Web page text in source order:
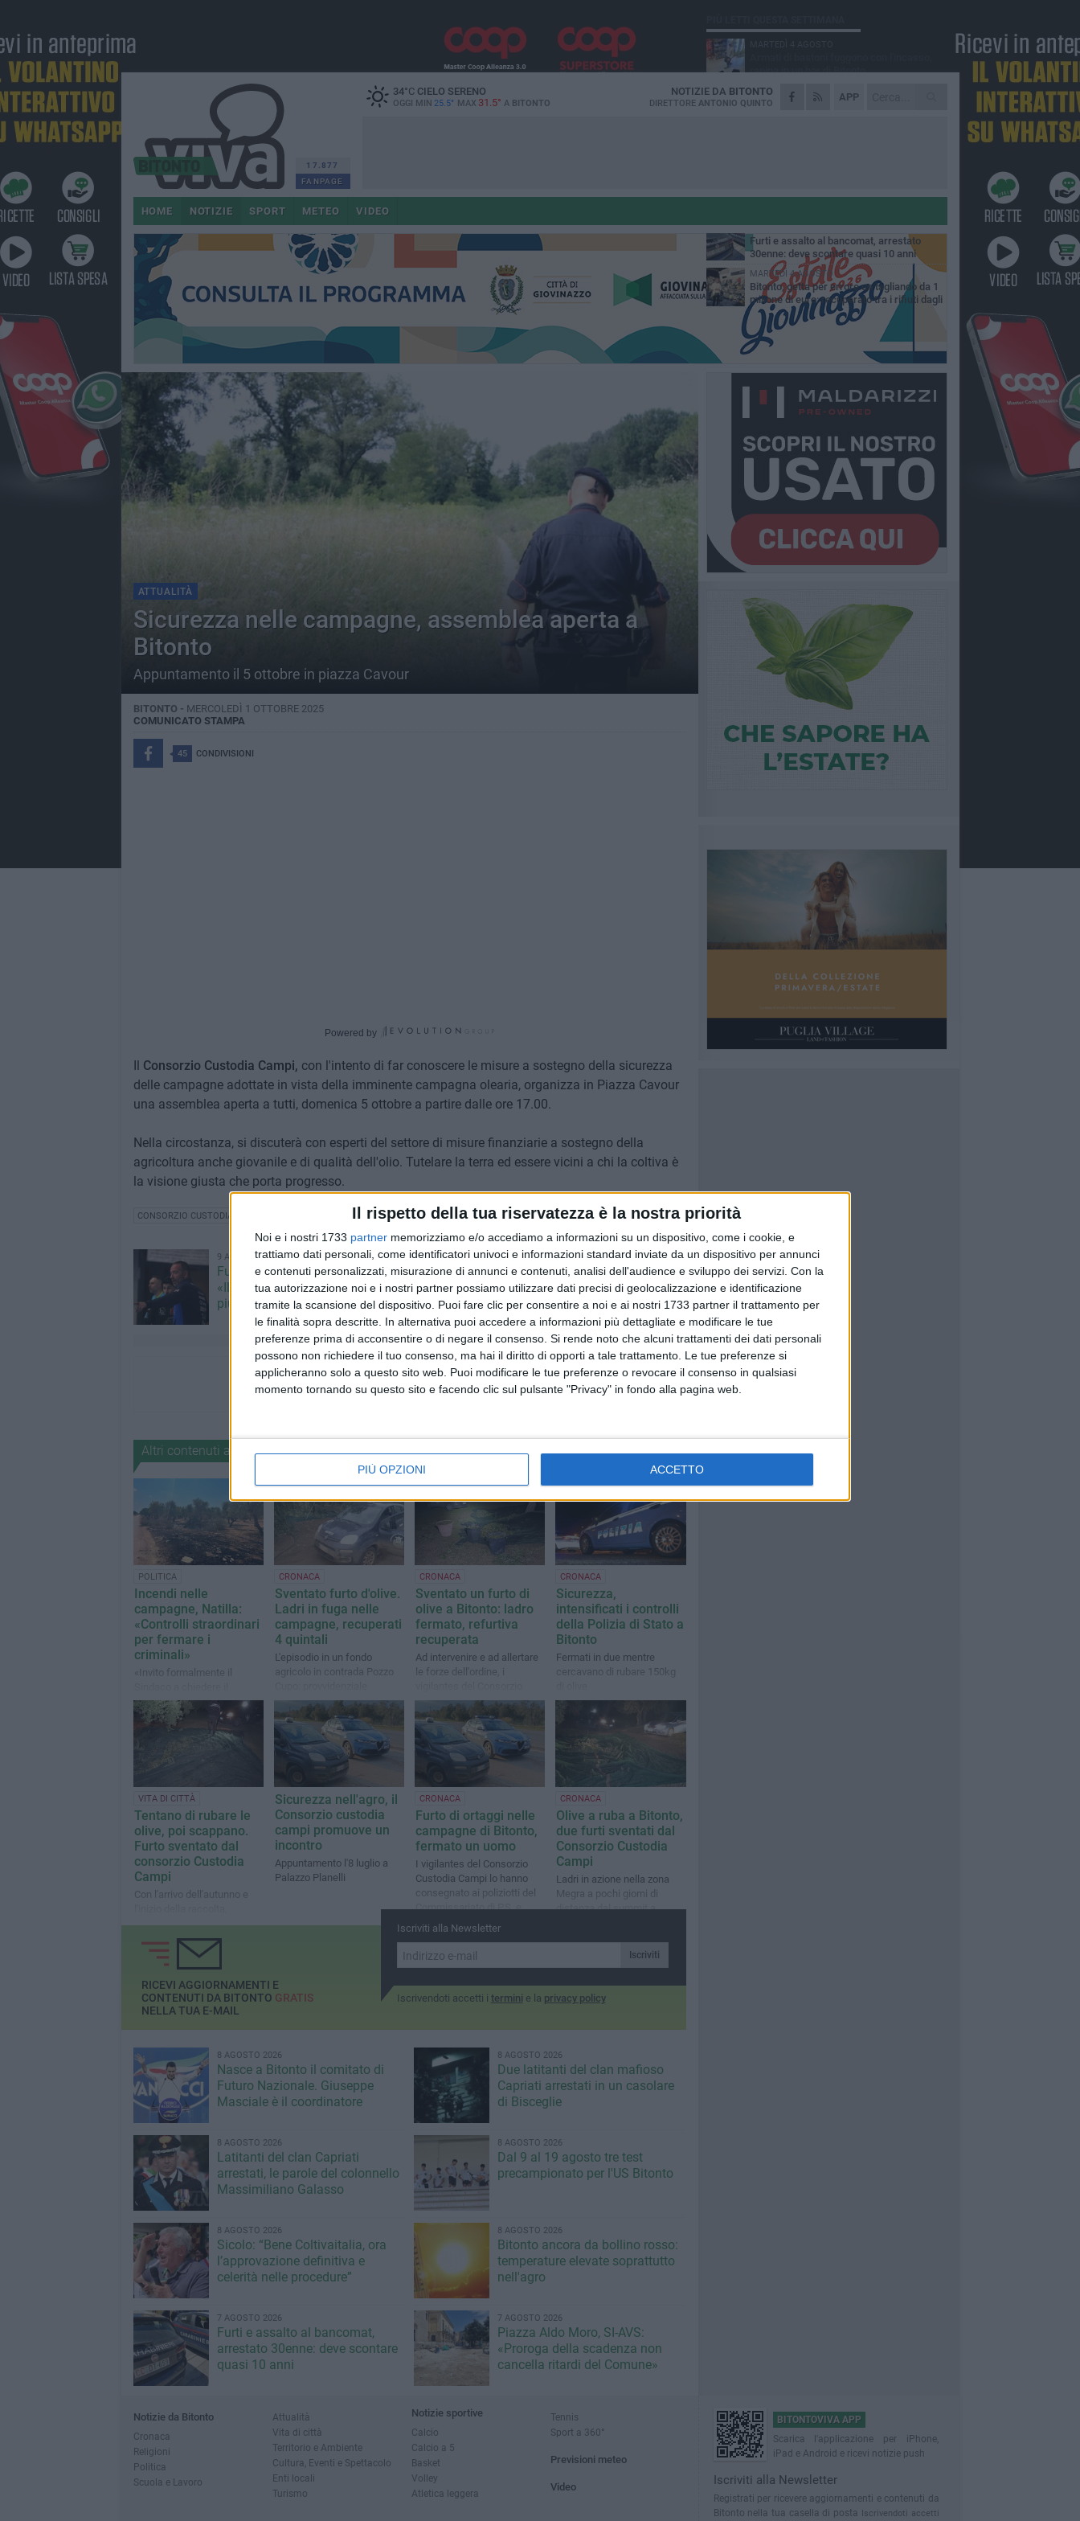
Il rispetto della tua riservatezza è la nostra priorità
Noi e i nostri 1733 partner memorizziamo e/o accediamo a informazioni su un dispositivo, come i cookie, e
trattiamo dati personali, come identificatori univoci e informazioni standard inviate da un dispositivo per annunci
e contenuti personalizzati, misurazione di annunci e contenuti, analisi dell'audience e sviluppo dei servizi. Con la
tua autorizzazione noi e i nostri partner possiamo utilizzare dati precisi di geolocalizzazione e identificazione
tramite la scansione del dispositivo. Puoi fare clic per consentire a noi e ai nostri 1733 partner il trattamento per
le finalità sopra descritte. In alternativa puoi accedere a informazioni più dettagliate e modificare le tue
preferenze prima di acconsentire o di negare il consenso. Si rende noto che alcuni trattamenti dei dati personali
possono non richiedere il tuo consenso, ma hai il diritto di opporti a tale trattamento. Le tue preferenze si
applicheranno solo a questo sito web. Puoi modificare le tue preferenze o revocare il consenso in qualsiasi
momento tornando su questo sito e facendo clic sul pulsante "Privacy" in fondo alla pagina web.
PIÙ OPZIONI ACCETTO
17.877
FANPAGE
34°CCIELO SERENO
OGGI MIN 25.5° MAX 31.5° A BITONTO
APP
NOTIZIE DA BITONTO
DIRETTORE ANTONIO QUINTO
HOME NOTIZIE SPORT METEO VIDEO
ATTUALITÀ
Sicurezza nelle campagne, assemblea aperta a
Bitonto
Appuntamento il 5 ottobre in piazza Cavour
BITONTO - MERCOLEDÌ 1 OTTOBRE 2025
COMUNICATO STAMPA
45 CONDIVISIONI
Powered by
Il Consorzio Custodia Campi, con l'intento di far conoscere le misure a sostegno della sicurezza
delle campagne adottate in vista della imminente campagna olearia, organizza in Piazza Cavour
una assemblea aperta a tutti, domenica 5 ottobre a partire dalle ore 17.00.
Nella circostanza, si discuterà con esperti del settore di misure finanziarie a sostegno della
agricoltura anche giovanile e di qualità dell'olio. Tutelare la terra ed essere vicini a chi la coltiva è
la visione giusta che porta progresso.
CONSORZIO CUSTODIA CAMPI SICUREZZA CAMPAGNE BITONTO
9 AGOSTO 2026
Futsal Bitonto, mister Lodispoto:
«Il nuovo girone C sarà ancora
più equilibrato»
9 AGOSTO 2026
Leggero refrigerio su Bitonto: si
alza il Maestrale
Altri contenuti a tema
POLITICA
Incendi nelle
campagne, Natilla:
«Controlli straordinari
per fermare i
criminali»
«Invito formalmente il
coinvolgimento delle forze
dell'ordine per predisporre
controlli straordinari»
CRONACA
Sventato furto d'olive.
Ladri in fuga nelle
campagne, recuperati
4 quintali
L'episodio in un fondo
agricolo in contrada Pozzo
l'intervento di una pattuglia
del Consorzio Custodia
Campi
CRONACA
Sventato un furto di
olive a Bitonto: ladro
fermato, refurtiva
recuperata
Ad intervenire e ad allertare
le forze dell'ordine, i
Custodia Campi
CRONACA
Sicurezza,
intensificati i controlli
della Polizia di Stato a
Bitonto
Fermati in due mentre
cercavano di rubare 150kg
VITA DI CITTÀ
Tentano di rubare le
olive, poi scappano.
Furto sventato dal
consorzio Custodia
Campi
Con l'arrivo dell'autunno e
tornano anche le incursioni
notturne dei predoni
Sicurezza nell'agro, il
Consorzio custodia
campi promuove un
incontro
Appuntamento l'8 luglio a
Palazzo Planelli
CRONACA
Furto di ortaggi nelle
campagne di Bitonto,
fermato un uomo
I vigilantes del Consorzio
Custodia Campi lo hanno
consegnato ai poliziotti del
Commissariato di P.S. e
recuperato la refurtiva
CRONACA
Olive a ruba a Bitonto,
due furti sventati dal
Consorzio Custodia
Campi
Ladri in azione nella zona
Megra a pochi giorni di
distanza dal summit a
Iscriviti alla Newsletter
Iscriviti
Iscrivendoti accetti i termini e la privacy policy
RICEVI AGGIORNAMENTI E
CONTENUTI DA BITONTO GRATIS
NELLA TUA E-MAIL
8 AGOSTO 2026
Nasce a Bitonto il comitato di
Futuro Nazionale. Giuseppe
Masciale è il coordinatore
8 AGOSTO 2026
Due latitanti del clan mafioso
Capriati arrestati in un casolare
di Bisceglie
8 AGOSTO 2026
Latitanti del clan Capriati
arrestati, le parole del colonnello
Massimiliano Galasso
8 AGOSTO 2026
Dal 9 al 19 agosto tre test
precampionato per l'US Bitonto
8 AGOSTO 2026
Sicolo: “Bene Coltivaitalia, ora
l’approvazione definitiva e
celerità nelle procedure”
8 AGOSTO 2026
Bitonto ancora da bollino rosso:
temperature elevate soprattutto
nell'agro
7 AGOSTO 2026
Furti e assalto al bancomat,
arrestato 30enne: deve scontare
quasi 10 anni
7 AGOSTO 2026
Piazza Aldo Moro, SI-AVS:
«Proroga della scadenza non
cancella ritardi del Comune»
rapina in un bar di Bitonto
LUNEDÌ 3 AGOSTO
Antonella Aresta: «La Puglia è un set a
Fratelli d'Italia Bitonto: «Vicinanza alla
VENERDÌ 7 AGOSTO
Furti e assalto al bancomat, arrestato
30enne: deve scontare quasi 10 anni
MARTEDÌ 4 AGOSTO
Bitonto, getta per errore un tagliando da 1
milione di euro: recuperato tra i rifiuti dagli
operatori SANB
Notizie da Bitonto
Cronaca
Religioni
Politica
Scuola e Lavoro
Attualità
Vita di città
Territorio e Ambiente
Cultura, Eventi e Spettacolo
Enti locali
Turismo
Notizie sportive
Calcio
Calcio a 5
Basket
Volley
Atletica leggera
Tennis
Sport a 360°
Previsioni meteo
Video
BITONTOVIVA APP
Scarica l'applicazione per iPhone,
iPad e Android e ricevi notizie push
Iscriviti alla Newsletter
Registrati per ricevere aggiornamenti e contenuti da
Bitonto nella tua casella di posta Iscrivendoti accetti